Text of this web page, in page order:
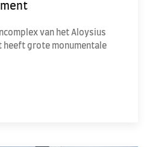
van het Aloysius
heeft grote monumentale